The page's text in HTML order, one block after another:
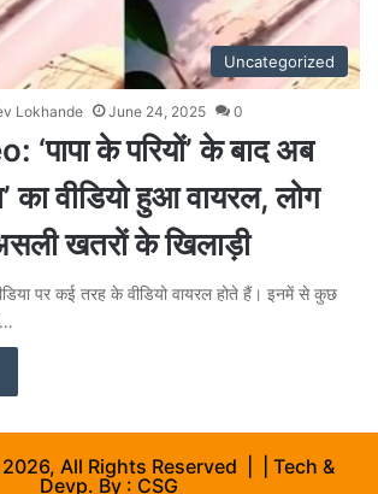
Uncategorized
Lokhande June 24, 2025 0
के परियों’ के बाद अब
का वीडियो हुआ वायरल, लोग
खतरों के खिलाड़ी
पर कई तरह के वीडियो वायरल होते हैं। इनमें से कुछ
All Rights Reserved | | Tech &
Devp. By : CSG